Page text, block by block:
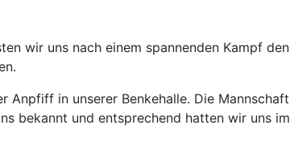
wir uns nach einem spannenden Kampf
Anpfiff in unserer Benkehalle. Die
bekannt und entsprechend hatten wir uns